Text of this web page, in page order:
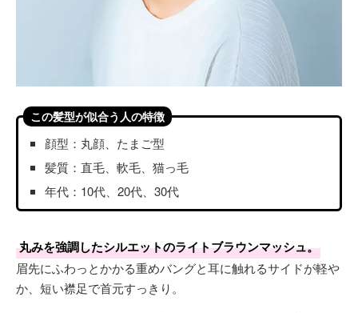
この髪型が似合う人の特徴
顔型：丸顔、たまご型
髪質：直毛、軟毛、猫っ毛
年代：10代、20代、30代
丸みを強調したシルエットのライトブラウンマッシュ。
眉先にふわっとかかる重めバングと耳に触れるサイドが軽や
か、短い襟足で首元すっきり。